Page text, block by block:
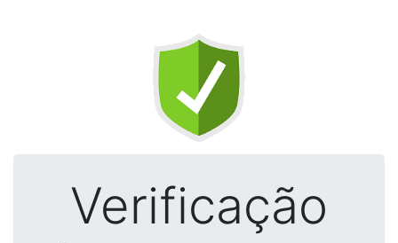
Verificação